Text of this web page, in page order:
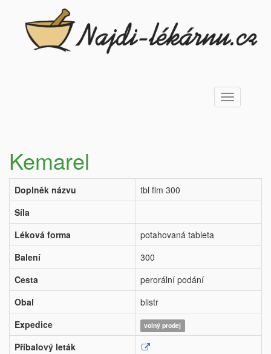
Toggle
navigation
Kemarel
Doplněk názvu
tbl flm 300
Síla
Léková forma
potahovaná tableta
Balení
300
Cesta
perorální podání
Obal
blistr
Expedice
volný prodej
Příbalový leták